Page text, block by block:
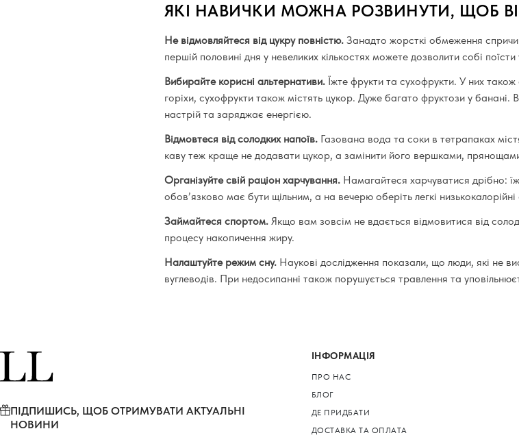
ЯКІ НАВИЧКИ МОЖНА РОЗВИНУТИ, ЩОБ
Не відмовляйтеся від цукру повністю. Занадто жорсткі обмеження
першій половині дня у невеликих кількостях можете дозволити собі
Вибирайте корисні альтернативи. Їжте фрукти та сухофрукти. У них
горіхи, сухофрукти також містять цукор. Дуже багато фруктози у
настрій та заряджає енергією.
Відмовтеся від солодких напоїв. Газована вода та соки в тетрапаках
каву теж краще не додавати цукор, а замінити його вершками,
Організуйте свій раціон харчування. Намагайтеся харчуватися дрібно:
обов’язково має бути щільним, а на вечерю оберіть легкі
Займайтеся спортом. Якщо вам зовсім не вдається відмовитися від
процесу накопичення жиру.
Налаштуйте режим сну. Наукові дослідження показали, що люди, які не
вуглеводів. При недосипанні також порушується травлення та
ПІДПИШИСЬ, ЩОБ ОТРИМУВАТИ АКТУАЛЬНІ
НОВИНИ
ІНФОРМАЦІЯ
ПРО НАС
БЛОГ
ДЕ ПРИДБАТИ
ДОСТАВКА ТА ОПЛАТА